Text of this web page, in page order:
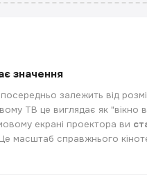
значення
залежить від
ТВ це виглядає як "вікно
екрані проектора ви
масштаб справжнього